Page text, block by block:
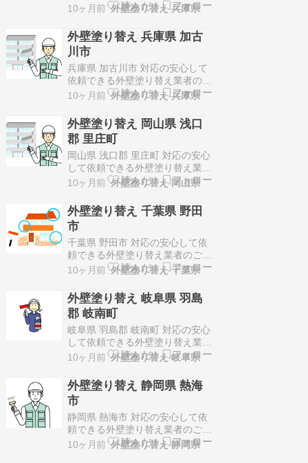
のご紹介！株式会社イトウ塗装〒
塗装一級技能士によるプロの品質
を安心価格でご提供！施工価格は
100万円～150万円代が多く、一
級塗装技能士や足場組立作業主任
者、外壁診断士、外…
10ヶ月前 外壁塗り替え 兵庫県
外壁塗り替え 兵庫県 加古
川市
兵庫県 加古川市 対応の安心して
依頼できる外壁塗り替え業者のご
紹介！株式会社イトウ塗装〒670-
一級技能士によるプロの品質を安
心価格でご提供！施工価格は100
万円～150万円代が多く、一級塗
装技能士や足場組立作業主任者、
外壁診断士、外壁劣化…
10ヶ月前 外壁塗り替え 兵庫県
外壁塗り替え 岡山県 浅口
郡 里庄町
岡山県 浅口郡 里庄町 対応の安心
して依頼できる外壁塗り替え業者
のご紹介！株式会社三友〒710-
県倉敷市を中心に、外壁塗装、屋
根塗装の専門店としてサービス展
開！施工価格は100万円～150万
円代が多く、一級塗装技能士や外
壁診断士の資格を保有…
10ヶ月前 外壁塗り替え 岡山県
外壁塗り替え 千葉県 野田
市
千葉県 野田市 対応の安心して依
頼できる外壁塗り替え業者のご紹
介！株式会社シャイン会社所在地
埼玉県、千葉県対応！施工価格は
100万円～150万円代が多く、一
級塗装技能士、塗装科・職業訓練
指導員、足場組立作業主任者、石
綿（アスベスト）作業主任者、…
10ヶ月前 外壁塗り替え 千葉県
外壁塗り替え 岐阜県 羽島
郡 岐南町
岐阜県 羽島郡 岐南町 対応の安心
して依頼できる外壁塗り替え業者
のご紹介！株式会社フジモト建装
江川217番地岐阜県、愛知県対
応！地域密着密着でサービス展
開！施工価格は100万円～150万
円代が多く、一級塗装技能士や足
場組立作業主任者、外壁診断…
10ヶ月前 外壁塗り替え 岐阜県
外壁塗り替え 静岡県 熱海
市
静岡県 熱海市 対応の安心して依
頼できる外壁塗り替え業者のご紹
介！株式会社アシスト〒250-
10ヶ月前 外壁塗り替え 静岡県